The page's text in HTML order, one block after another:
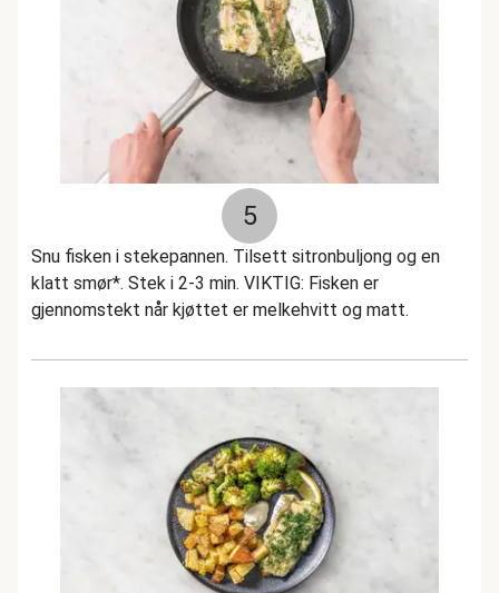
5
Snu fisken i stekepannen. Tilsett sitronbuljong og en
klatt smør*. Stek i 2-3 min. VIKTIG: Fisken er
gjennomstekt når kjøttet er melkehvitt og matt.